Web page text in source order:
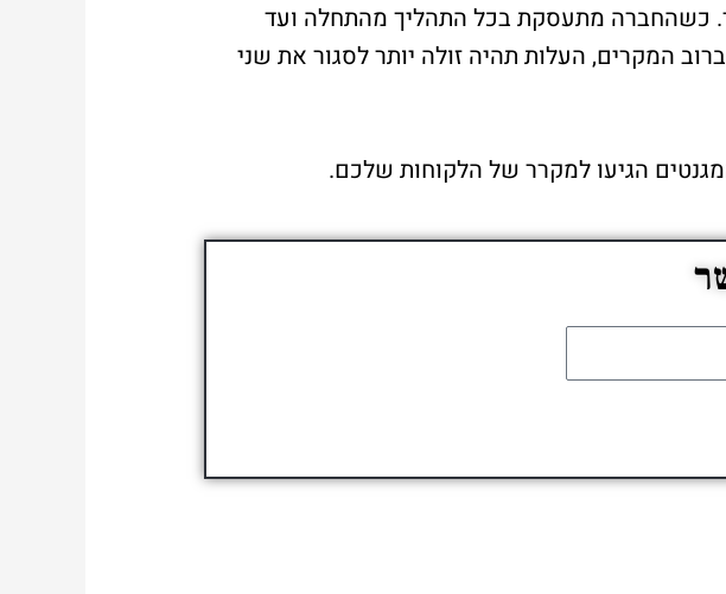
כשהחברה מתעסקת בכל התהליך מהתחלה ועד
המקרים, העלות תהיה זולה יותר לסגור את שני
הגיעו למקרר של הלקוחות שלכם.